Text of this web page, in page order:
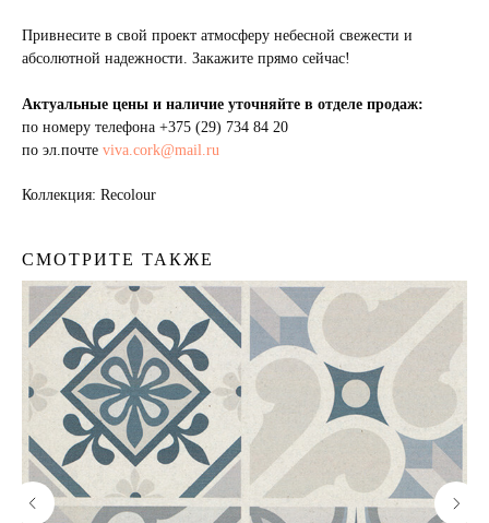
Привнесите в свой проект атмосферу небесной свежести и
абсолютной надежности. Закажите прямо сейчас!
Актуальные цены и наличие уточняйте в отделе продаж:
по номеру телефона +375 (29) 734 84 20
по эл.почте viva.cork@mail.ru
Коллекция: Recolour
СМОТРИТЕ ТАКЖЕ
Пробковая подложка
Лак для паркета
Клей для паркета
TrendCollection
Пробковая мебель
Стеновые панели
Пробковый пол